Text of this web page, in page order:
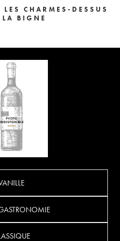
CHARMES-DESSUS
BIGNE